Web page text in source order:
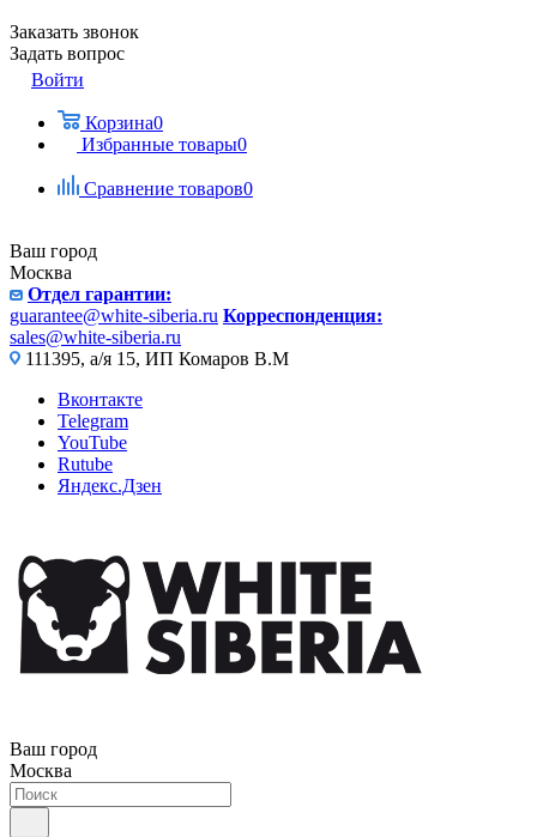
Заказать звонок
Задать вопрос
Войти
Корзина0
Избранные товары0
Сравнение товаров0
Ваш город
Москва
Отдел гарантии:
guarantee@white-siberia.ru Корреспонденция:
sales@white-siberia.ru
111395, а/я 15, ИП Комаров В.М
Вконтакте
Telegram
YouTube
Rutube
Яндекс.Дзен
Ваш город
Москва